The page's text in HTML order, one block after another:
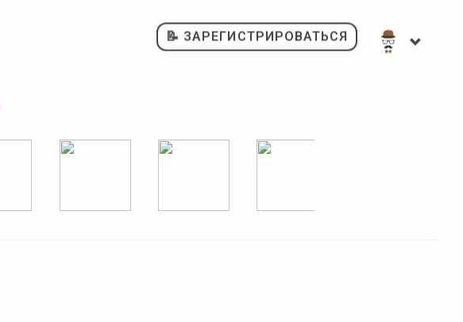
📝 ЗАРЕГИСТРИРОВАТЬСЯ